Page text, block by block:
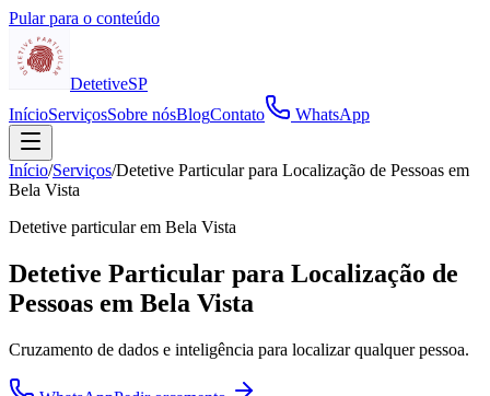
Pular para o conteúdo
DetetiveSP
InícioServiçosSobre nósBlogContato WhatsApp
Início/Serviços/Detetive Particular para Localização de Pessoas em
Bela Vista
Detetive particular em Bela Vista
Detetive Particular para Localização de
Pessoas em Bela Vista
Cruzamento de dados e inteligência para localizar qualquer pessoa.